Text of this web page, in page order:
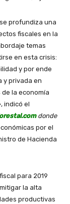
profundiza una
fiscales en la
temas
en esta crisis:
y por ende
y privada en
la economía
indicó el
donde
por el
de Hacienda
para 2019
la alta
productivas